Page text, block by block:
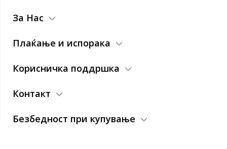
За Нас
Плаќање и испорака
Корисничка поддршка
Контакт
Безбедност при купување